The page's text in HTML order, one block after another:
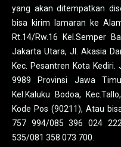
yang akan ditempatkan
bisa kirim lamaran ke
Rt.14/Rw.16 Kel.Semper
Jakarta Utara, Jl. Akasia
Kec. Pesantren Kota
9989 Provinsi Jawa
Kel.Kaluku Bodoa,
Kode Pos (90211), Atau
757 994/085 396 024
535/081 358 073 700.